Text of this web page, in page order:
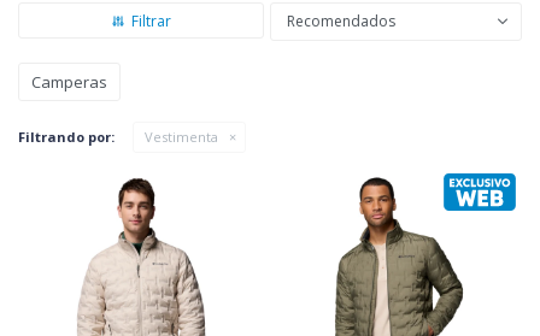
Recomendados
Camperas
Filtrando por: Vestimenta